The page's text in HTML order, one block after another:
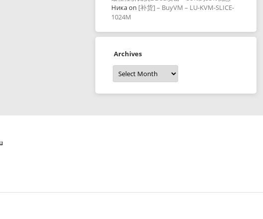
Никаon [补货] – BuyVM – LU-KVM-SLICE-
1024M
Archives
Archives